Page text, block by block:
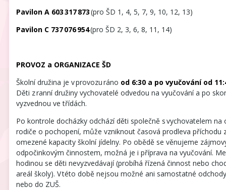
Pavilon A 603 317 873(pro ŠD 1, 4, 5, 7, 9, 10, 12, 13)
Pavilon C 737 076 954(pro ŠD 2, 3, 6, 8, 11, 14)
PROVOZ a ORGANIZACE ŠD
Školní družina je v provozu ráno od 6:30 a po vyučování od
Děti z ranní družiny vychovatelé odvedou na vyučování a po
vyzvednou ve třídách.
Po kontrole docházky odchází děti společně s vychovatelem na
rodiče o pochopení, může vzniknout časová prodleva příchodu
omezené kapacity školní jídelny. Po obědě se věnujeme
odpočinkovým činnostem, možná je i příprava na vyučování.
hodinou se děti nevyzvedávají (probíhá řízená činnost nebo
areál školy). V této době nejsou možné ani samostatné
nebo do ZUŠ.